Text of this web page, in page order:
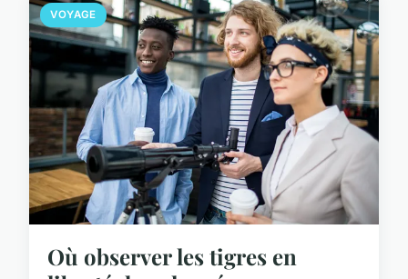
VOYAGE
Où observer les tigres en